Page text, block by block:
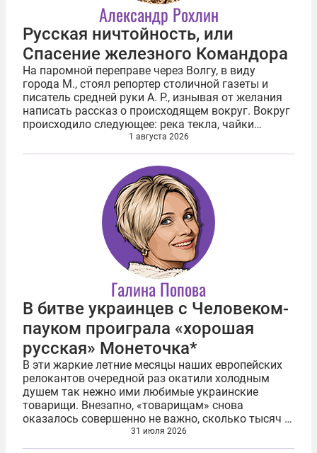
Александр Рохлин
Русская ничтойность, или
Спасение железного Командора
На паромной переправе через Волгу, в виду
города М., стоял репортер столичной газеты и
писатель средней руки А. Р., изнывая от желания
написать рассказ о происходящем вокруг. Вокруг
происходило следующее: река текла, чайки
летали, вода рябила, с парома на том берегу одна
за другой выезжали...
1 августа 2026
Галина Попова
В битве украинцев с Человеком-
пауком проиграла «хорошая
русская» Монеточка*
В эти жаркие летние месяцы наших европейских
релокантов очередной раз окатили холодным
душем так нежно ими любимые украинские
товарищи. Внезапно, «товарищам» снова
оказалось совершенно не важно, сколько тысяч и
миллионов евро было отправлено «хорошими
русскими» на помощь ВСУ. Украинцы исправно...
31 июля 2026